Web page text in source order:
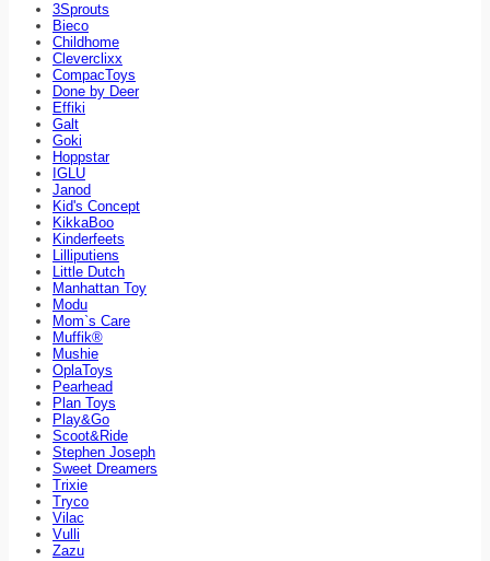
3Sprouts
Bieco
Childhome
Cleverclixx
CompacToys
Done by Deer
Effiki
Galt
Goki
Hoppstar
IGLU
Janod
Kid's Concept
KikkaBoo
Kinderfeets
Lilliputiens
Little Dutch
Manhattan Toy
Modu
Mom`s Care
Muffik®
Mushie
OplaToys
Pearhead
Plan Toys
Play&Go
Scoot&Ride
Stephen Joseph
Sweet Dreamers
Trixie
Tryco
Vilac
Vulli
Zazu